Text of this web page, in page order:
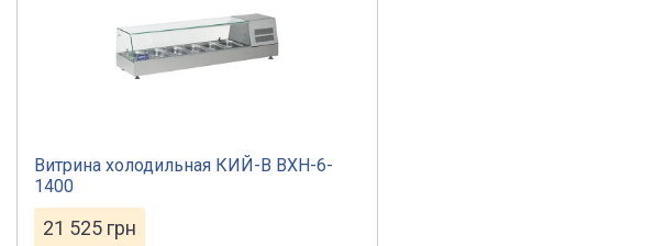
Витрина холодильная КИЙ-В ВХН-6-
1400
21 525 грн